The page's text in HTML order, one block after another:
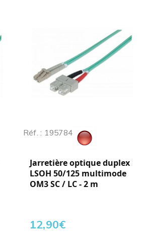
Réf. : 195784
Jarretière optique duplex
LSOH 50/125 multimode
OM3 SC / LC - 2 m
12,90€